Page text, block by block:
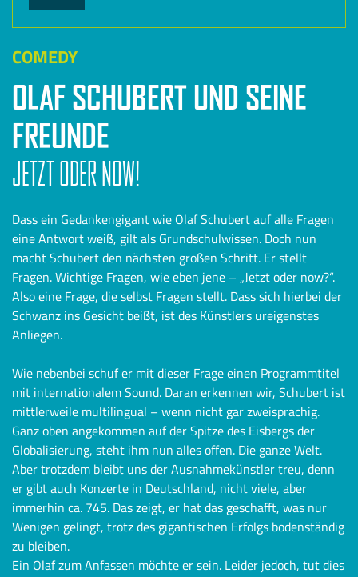
COMEDY
OLAF SCHUBERT UND SEINE
FREUNDE
JETZT ODER NOW!
Dass ein Gedankengigant wie Olaf Schubert auf alle Fragen
eine Antwort weiß, gilt als Grundschulwissen. Doch nun
macht Schubert den nächsten großen Schritt. Er stellt
Fragen. Wichtige Fragen, wie eben jene – „Jetzt oder now?“.
Also eine Frage, die selbst Fragen stellt. Dass sich hierbei der
Schwanz ins Gesicht beißt, ist des Künstlers ureigenstes
Anliegen.
Wie nebenbei schuf er mit dieser Frage einen Programmtitel
mit internationalem Sound. Daran erkennen wir, Schubert ist
mittlerweile multilingual – wenn nicht gar zweisprachig.
Ganz oben angekommen auf der Spitze des Eisbergs der
Globalisierung, steht ihm nun alles offen. Die ganze Welt.
Aber trotzdem bleibt uns der Ausnahmekünstler treu, denn
er gibt auch Konzerte in Deutschland, nicht viele, aber
immerhin ca. 745. Das zeigt, er hat das geschafft, was nur
Wenigen gelingt, trotz des gigantischen Erfolgs bodenständig
zu bleiben.
Ein Olaf zum Anfassen möchte er sein. Leider jedoch, tut dies